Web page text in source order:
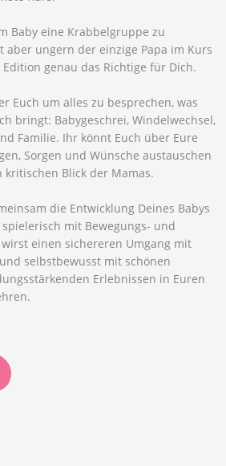
Baby eine Krabbelgruppe zu
aber ungern der einzige Papa im Kurs
genau das Richtige für Dich.
Euch um alles zu besprechen, was
bringt: Babygeschrei, Windelwechsel,
Familie. Ihr könnt Euch über Eure
Sorgen und Wünsche austauschen
kritischen Blick der Mamas.
die Entwicklung Deines Babys
mit Bewegungs- und
einen sichereren Umgang mit
selbstbewusst mit schönen
Erlebnissen in Euren